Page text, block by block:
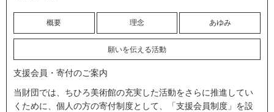
概要 理念 あゆみ
願いを伝える活動
支援会員・寄付のご案内
当財団では、ちひろ美術館の充実した活動をさらに推進してい
くために、個人の方の寄付制度として、「支援会員制度」を設